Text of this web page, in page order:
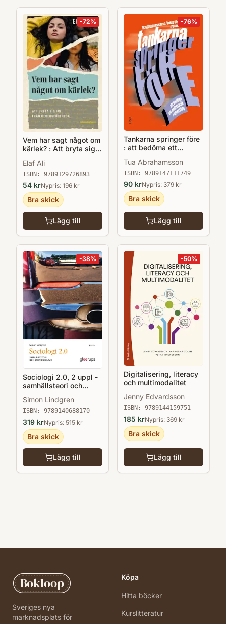
-72%
Vem har sagt något om
kärlek? : Att bryta sig
Elaf Ali
ISBN: 9789129726893
54 krNypris: 196kr
Bra skick
Lägg till
-76%
Tankarna springer före
: att bedöma ett
Tua Abrahamsson
ISBN: 9789147111749
90 krNypris: 379kr
Bra skick
Lägg till
-38%
Sociologi 2.0, 2 uppl -
samhällsteori och
Simon Lindgren
ISBN: 9789140688170
319 krNypris: 515kr
Bra skick
Lägg till
-50%
Digitalisering, literacy
och multimodalitet
Jenny Edvardsson
ISBN: 9789144159751
185 krNypris: 369kr
Bra skick
Lägg till
Bokloop
Sveriges nya
marknadsplats för
Köpa
Hitta böcker
Kurslitteratur